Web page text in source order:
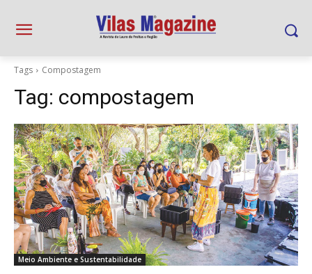
Tags Compostagem
Tag: compostagem
Meio Ambiente e Sustentabilidade